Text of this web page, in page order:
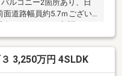
ルコニー2箇所あり、日
面道路幅員約5.7ｍござい
エネファーム新調／レ
境】・堺市立三宝小学校
約1400ｍ(徒歩約20
宝病院 約700ｍ・イオ
3,250万円 4SLDK